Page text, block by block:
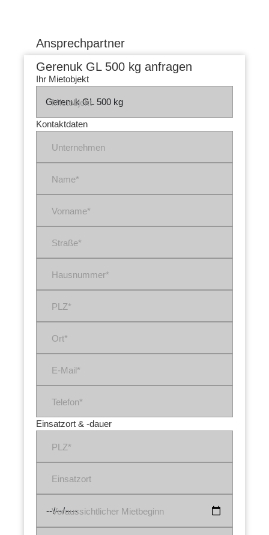
Ansprechpartner
Gerenuk GL 500 kg anfragen
Ihr Mietobjekt
Mietobjekt
Kontaktdaten
Unternehmen
Name*
Vorname*
Straße*
Hausnummer*
PLZ*
Ort*
E-Mail*
Telefon*
Einsatzort & -dauer
PLZ*
Einsatzort
Voraussichtlicher Mietbeginn